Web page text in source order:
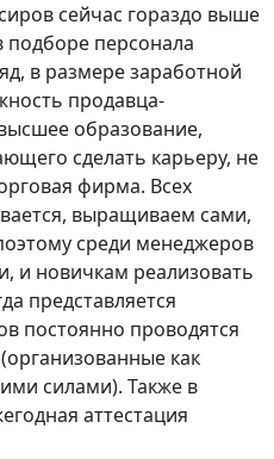
сейчас гораздо выше
подборе персонала
в размере заработной
продавца-
образование,
сделать карьеру, не
фирма. Всех
выращиваем сами,
среди менеджеров
и новичкам реализовать
представляется
постоянно проводятся
как
силами). Также в
аттестация